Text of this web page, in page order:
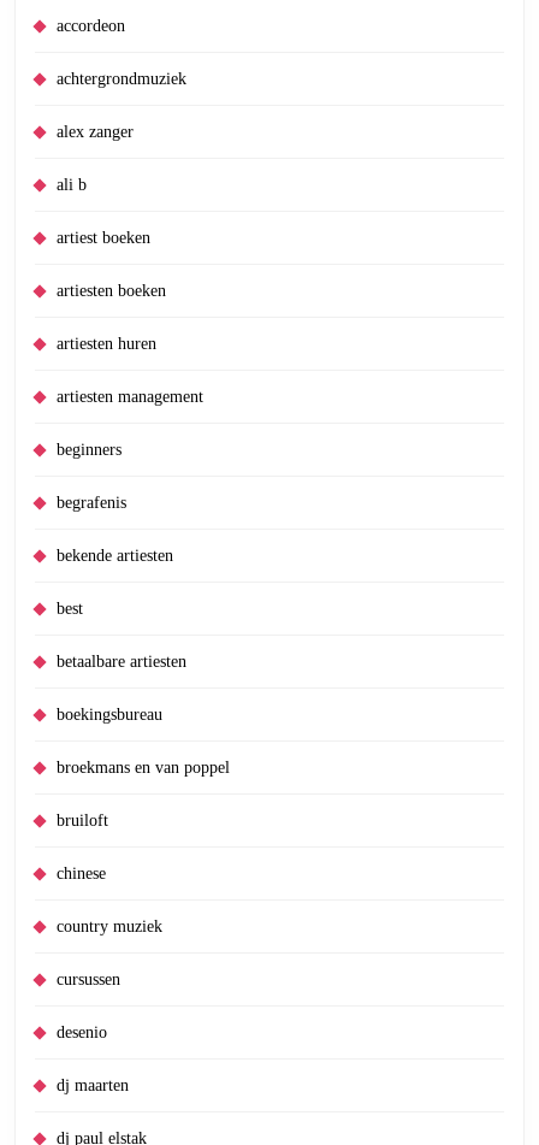
accordeon
achtergrondmuziek
alex zanger
ali b
artiest boeken
artiesten boeken
artiesten huren
artiesten management
beginners
begrafenis
bekende artiesten
best
betaalbare artiesten
boekingsbureau
broekmans en van poppel
bruiloft
chinese
country muziek
cursussen
desenio
dj maarten
dj paul elstak